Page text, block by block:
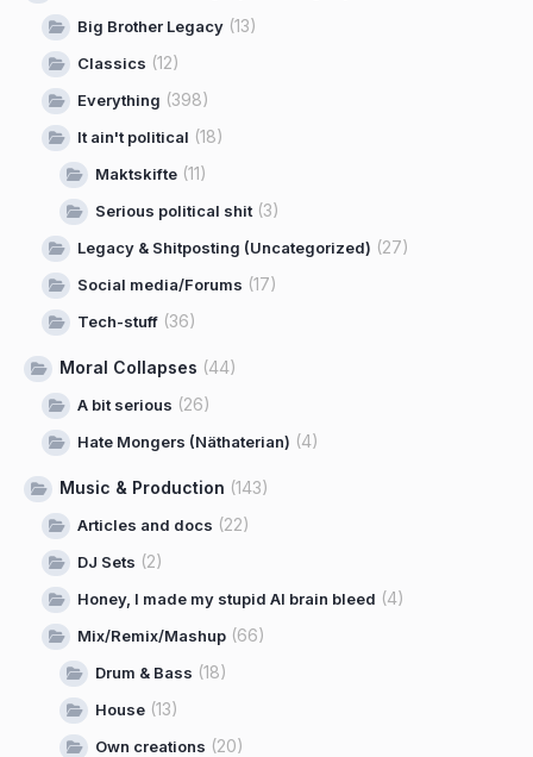
Big Brother Legacy (13)
Classics (12)
Everything (398)
It ain't political (18)
Maktskifte (11)
Serious political shit (3)
Legacy & Shitposting (Uncategorized) (27)
Social media/Forums (17)
Tech-stuff (36)
Moral Collapses (44)
A bit serious (26)
Hate Mongers (Näthaterian) (4)
Music & Production (143)
Articles and docs (22)
DJ Sets (2)
Honey, I made my stupid AI brain bleed (4)
Mix/Remix/Mashup (66)
Drum & Bass (18)
House (13)
Own creations (20)